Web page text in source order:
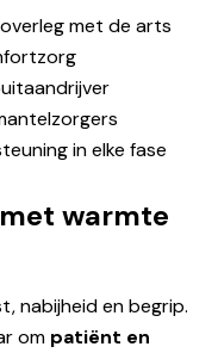
met de arts
in elke fase
warmte
nabijheid en begrip.
om patiënt en